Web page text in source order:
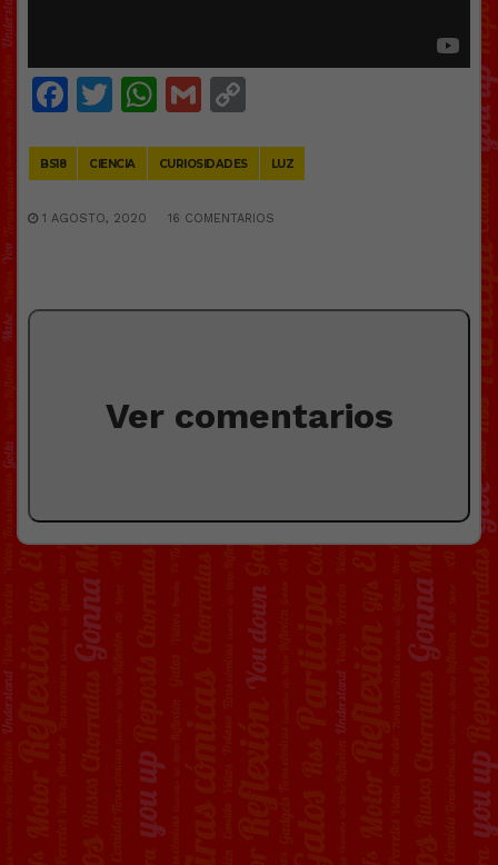
Facebook
Twitter
WhatsApp
Gmail
BS18 CIENCIA CURIOSIDADES LUZ
1 AGOSTO, 2020 16 COMENTARIOS
Ver comentarios